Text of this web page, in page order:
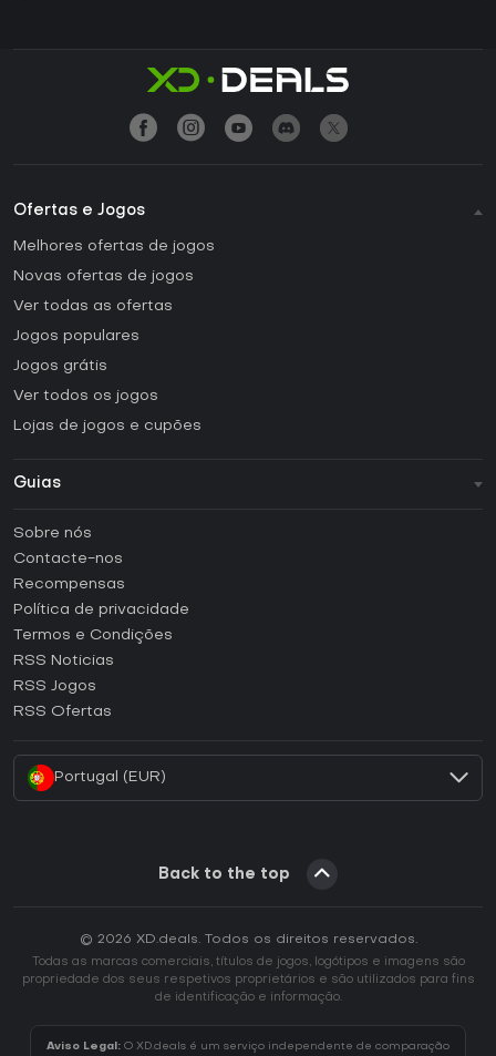
Ofertas e Jogos
Melhores ofertas de jogos
Novas ofertas de jogos
Ver todas as ofertas
Jogos populares
Jogos grátis
Ver todos os jogos
Lojas de jogos e cupões
Guias
Como ativar uma CD Key Steam?
Como ativar uma CD Key Epic Games?
Como ativar uma CD Key GOG?
Como ativar uma CD Key Ubisoft Connect?
Sobre nós
Contacte-nos
Recompensas
Política de privacidade
Termos e Condições
RSS Noticias
RSS Jogos
RSS Ofertas
Portugal (EUR)
Back to the top
© 2026 XD.deals. Todos os direitos reservados.
Todas as marcas comerciais, títulos de jogos, logótipos e imagens são
propriedade dos seus respetivos proprietários e são utilizados para fins
de identificação e informação.
Aviso Legal: O XD.deals é um serviço independente de comparação